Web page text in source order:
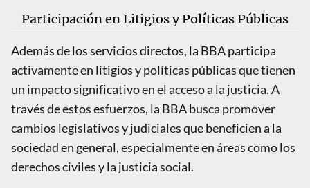
Participación en Litigios y Políticas Públicas
Además de los servicios directos, la BBA participa
activamente en litigios y políticas públicas que tienen
un impacto significativo en el acceso a la justicia. A
través de estos esfuerzos, la BBA busca promover
cambios legislativos y judiciales que beneficien a la
sociedad en general, especialmente en áreas como los
derechos civiles y la justicia social.